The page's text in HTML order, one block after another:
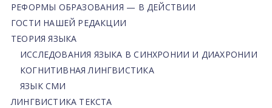
РЕФОРМЫ ОБРАЗОВАНИЯ — В ДЕЙСТВИИ
ГОСТИ НАШЕЙ РЕДАКЦИИ
ТЕОРИЯ ЯЗЫКА
ИССЛЕДОВАНИЯ ЯЗЫКА В СИНХРОНИИ И ДИАХРОНИИ
КОГНИТИВНАЯ ЛИНГВИСТИКА
ЯЗЫК СМИ
ЛИНГВИСТИКА ТЕКСТА